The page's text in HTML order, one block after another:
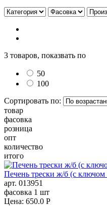
3 товаров, показвать по
50
100
Сортировать по:
товар
фасовка
розница
опт
количество
итого
Печень трески ж/б (с
арт. 013951
фасовка 1 шт
Цена: 650.0 P